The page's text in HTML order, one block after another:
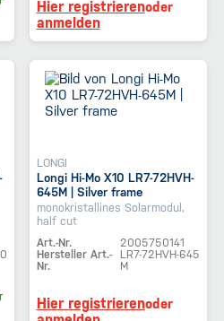
Hier registrierenoder
anmelden
LONGI
Longi Hi-Mo X10 LR7-72HVH-
645M | Silver frame
monokristallines Solarmodul,
half cut
Art.-Nr.
2005750141
Hersteller Art.-
Nr.
LR7-72HVH-645
M
Hier registrierenoder